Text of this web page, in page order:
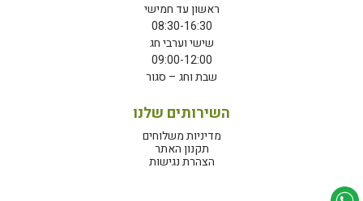
ראשון עד חמישי
08:30-16:30
שישי וערבי חג
09:00-12:00
שבת וחג – סגור
השירותים שלנו
מדיניות משלוחים
תקנון האתר
הצהרת נגישות